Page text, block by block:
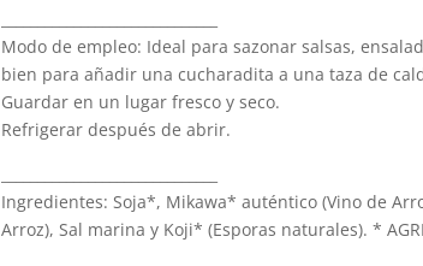
Modo de empleo: Ideal para sazonar salsas,
bien para añadir una cucharadita a una taza de
Guardar en un lugar fresco y seco.
Refrigerar después de abrir.
Ingredientes: Soja*, Mikawa* auténtico (Vino de
Arroz), Sal marina y Koji* (Esporas naturales). *